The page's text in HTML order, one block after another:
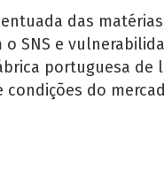
das
SNS e
portuguesa de
condições do